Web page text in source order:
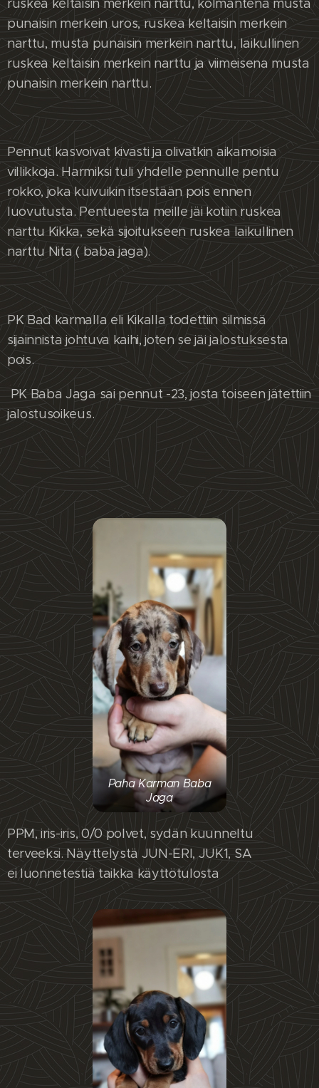
ruskea keltaisin merkein narttu, kolmantena musta
punaisin merkein uros, ruskea keltaisin merkein
narttu, musta punaisin merkein narttu, laikullinen
ruskea keltaisin merkein narttu ja viimeisena musta
punaisin merkein narttu.
Pennut kasvoivat kivasti ja olivatkin aikamoisia
villikkoja. Harmiksi tuli yhdelle pennulle pentu
rokko, joka kuivuikin itsestään pois ennen
luovutusta. Pentueesta meille jäi kotiin ruskea
narttu Kikka, sekä sijoitukseen ruskea laikullinen
narttu Nita ( baba jaga).
PK Bad karmalla eli Kikalla todettiin silmissä
sijainnista johtuva kaihi, joten se jäi jalostuksesta
pois.
PK Baba Jaga sai pennut -23, josta toiseen jätettiin
jalostusoikeus.
Paha Karman Baba
Jaga
PPM, iris-iris, 0/0 polvet, sydän kuunneltu
terveeksi. Näyttelystä JUN-ERI, JUK1, SA
ei luonnetestiä taikka käyttötulosta